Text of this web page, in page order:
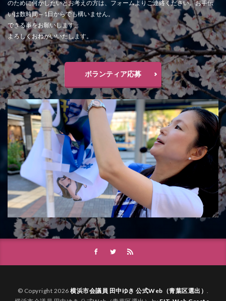
のために何かしたいとお考えの方は、フォームよりご連絡ください。お手伝
いは数時間～1日からでも構いません。
できる事をお願いします。
よろしくおねがいいたします。
ボランティア応募
© Copyright 2026 横浜市会議員 田中ゆき 公式Web（青葉区選出） .